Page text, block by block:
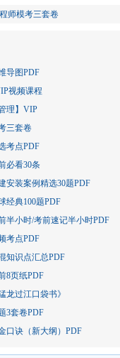
师模考三套卷
导图PDF
视频课程
理】VIP
三套卷
考点PDF
必看30条
安装案例精选30题PDF
经典100题PDF
半小时/考前速记半小时PDF
考点PDF
知识点汇总PDF
8页纸PDF
龙过江口袋书》
3套卷PDF
口诀（新大纲）PDF